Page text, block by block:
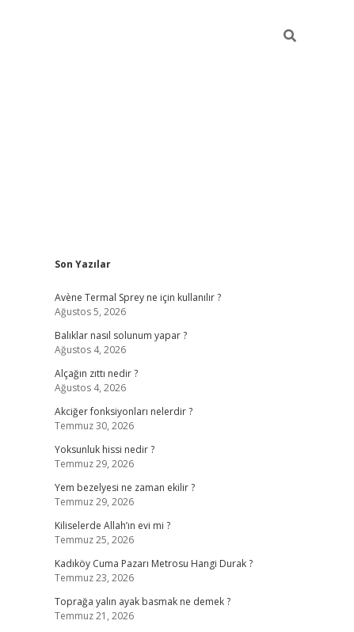
Sidebar
Son Yazılar
Avène Termal Sprey ne için kullanılır ?
Ağustos 5, 2026
Balıklar nasıl solunum yapar ?
Ağustos 4, 2026
Alçağın zıttı nedir ?
Ağustos 4, 2026
Akciğer fonksiyonları nelerdir ?
Temmuz 30, 2026
Yoksunluk hissi nedir ?
Temmuz 29, 2026
Yem bezelyesi ne zaman ekilir ?
Temmuz 29, 2026
Kiliselerde Allah’ın evi mi ?
Temmuz 25, 2026
Kadıköy Cuma Pazarı Metrosu Hangi Durak ?
Temmuz 23, 2026
Toprağa yalın ayak basmak ne demek ?
Temmuz 21, 2026